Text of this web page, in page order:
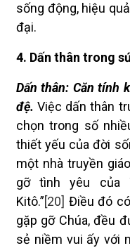
sống động, hiệu
đại.
4. Dấn thân trong
Dấn thân: Căn tính
đệ.Việc dấn thân
chọn trong số
thiết yếu của đời
một nhà truyền
gỡ tình yêu của
Kitô.”[20] Điều đó
gặp gỡ Chúa, đều
sẻ niềm vui ấy với